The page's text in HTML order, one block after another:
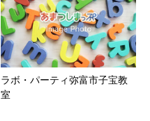
ラボ・パーティ弥富市子宝教
室